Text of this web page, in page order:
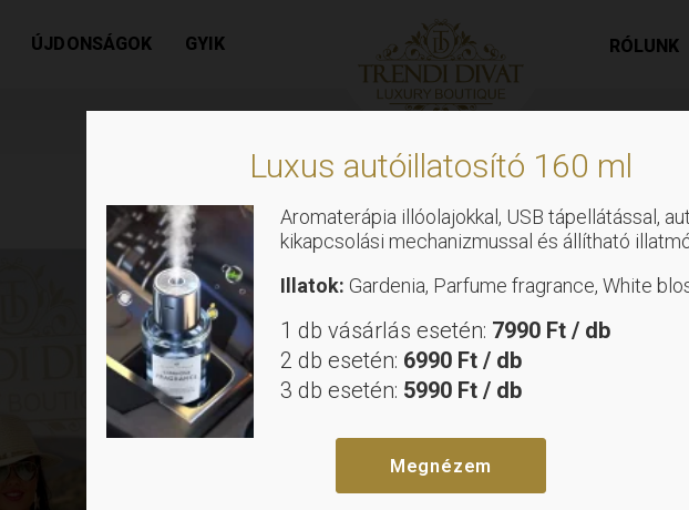
ÚJDONSÁGOK GYIK RÓLUNK
Elmosódott
egyenes
ujjal –
Méret nélküli, S-XL méretig
Luxus autóillatosító 160 ml
Aromaterápia illóolajokkal, USB tápellátással,
kikapcsolási mechanizmussal és állítható
Illatok: Gardenia, Parfume fragrance, White
1 db vásárlás esetén: 7990 Ft / db
2 db esetén: 6990 Ft / db
3 db esetén: 5990 Ft / db
Megnézem